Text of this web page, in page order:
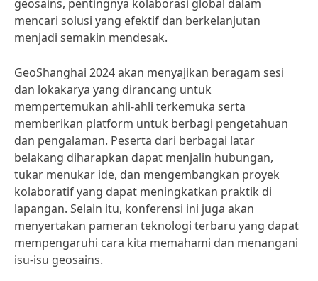
geosains, pentingnya kolaborasi global dalam
mencari solusi yang efektif dan berkelanjutan
menjadi semakin mendesak.
GeoShanghai 2024 akan menyajikan beragam sesi
dan lokakarya yang dirancang untuk
mempertemukan ahli-ahli terkemuka serta
memberikan platform untuk berbagi pengetahuan
dan pengalaman. Peserta dari berbagai latar
belakang diharapkan dapat menjalin hubungan,
tukar menukar ide, dan mengembangkan proyek
kolaboratif yang dapat meningkatkan praktik di
lapangan. Selain itu, konferensi ini juga akan
menyertakan pameran teknologi terbaru yang dapat
mempengaruhi cara kita memahami dan menangani
isu-isu geosains.